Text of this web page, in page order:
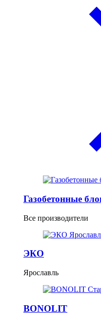
Газобетонные
Все производители
ЭКО
Ярославль
BONOLIT